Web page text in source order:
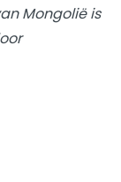
Mongolië is